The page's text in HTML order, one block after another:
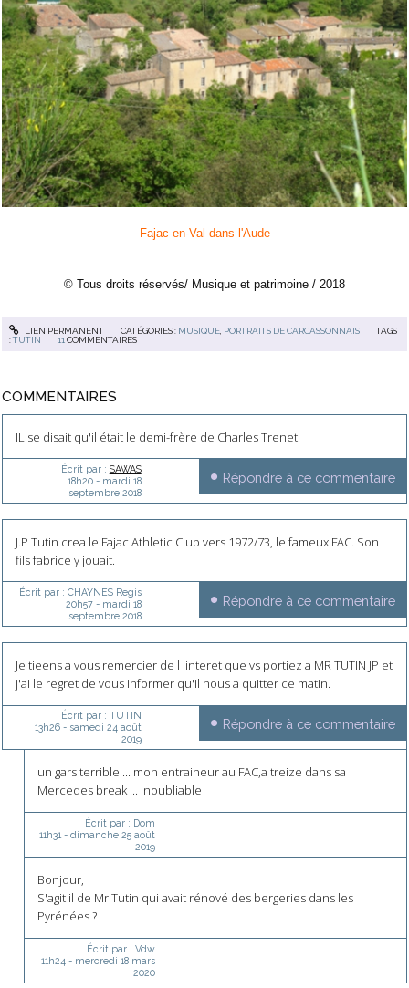
Fajac-en-Val dans l'Aude
© Tous droits réservés/ Musique et patrimoine / 2018
LIEN PERMANENT CATÉGORIES : MUSIQUE, PORTRAITS DE CARCASSONNAIS
TAGS
:TUTIN 11 COMMENTAIRES
COMMENTAIRES
IL se disait qu'il était le demi-frère de Charles Trenet
Écrit par : SAWAS
18h20- mardi 18
septembre 2018
Répondre à ce commentaire
J.P Tutin crea le Fajac Athletic Club vers 1972/73, le fameux FAC. Son
fils fabrice y jouait.
Écrit par : CHAYNES Regis
20h57- mardi 18
septembre 2018
Répondre à ce commentaire
Je tieens a vous remercier de l 'interet que vs portiez a MR TUTIN JP et
j'ai le regret de vous informer qu'il nous a quitter ce matin.
Écrit par : TUTIN
13h26- samedi 24 août
2019
Répondre à ce commentaire
un gars terrible ... mon entraineur au FAC,a treize dans sa
Mercedes break ... inoubliable
Écrit par : Dom
11h31 - dimanche 25 août
2019
Bonjour,
S'agit il de Mr Tutin qui avait rénové des bergeries dans les
Pyrénées ?
Écrit par : Vdw
11h24 - mercredi 18 mars
2020